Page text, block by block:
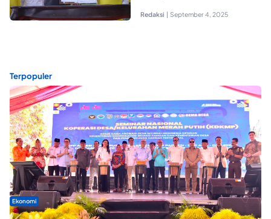
Redaksi | September 4, 2025
Terpopuler
Ekonomi